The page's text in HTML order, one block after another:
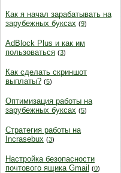
Как я начал зарабатывать на
зарубежных буксах (9)
AdBlock Plus и как им
пользоваться (3)
Как сделать скриншот
выплаты? (5)
Оптимизация работы на
зарубежных буксах (5)
Стратегия работы на
Incrasebux (3)
Настройка безопасности
почтового ящика Gmail
(0)